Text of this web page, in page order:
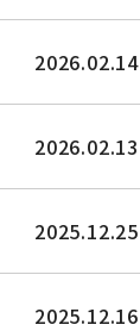
2026.02.14
2026.02.13
2025.12.25
2025.12.16